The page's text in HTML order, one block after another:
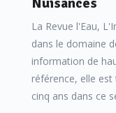
La Revue l'Eau,
dans le domaine
information de
référence, elle
cinq ans dans ce